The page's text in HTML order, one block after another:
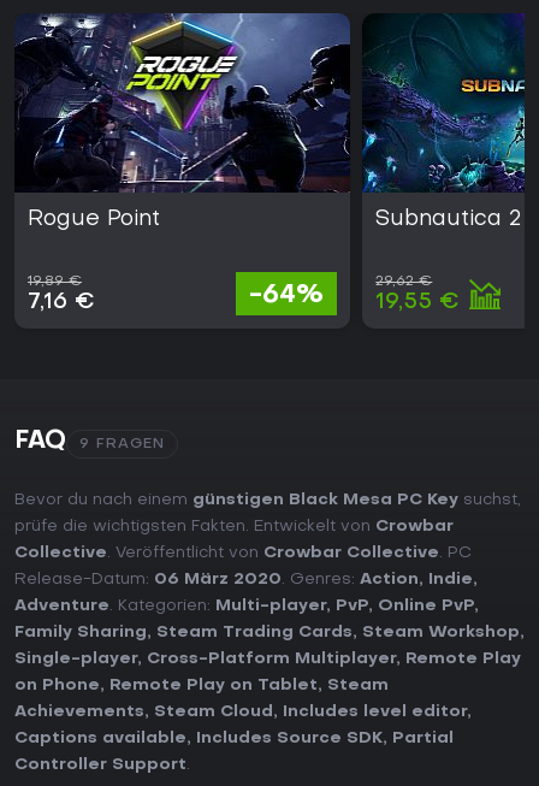
Rogue Point
19,89 €
7,16 € -64%
Subnautica 2
29,62 €
19,55 €
FAQ 9 FRAGEN
Bevor du nach einem günstigen Black Mesa PC Key suchst,
prüfe die wichtigsten Fakten. Entwickelt von Crowbar
Collective. Veröffentlicht von Crowbar Collective. PC
Release-Datum: 06 März 2020. Genres: Action, Indie,
Adventure. Kategorien: Multi-player, PvP, Online PvP,
Family Sharing, Steam Trading Cards, Steam Workshop,
Single-player, Cross-Platform Multiplayer,
Remote Play
on Phone, Remote Play on Tablet, Steam
Achievements, Steam Cloud , Includes level editor,
Captions available, Includes Source SDK,
Partial
Controller Support.